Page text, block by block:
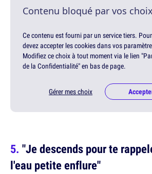
Contenu bloqué par vos
Ce contenu est fourni par un service tiers.
devez accepter les cookies dans vos
Modifiez ce choix à tout moment via le lien
de la Confidentialité" en bas de page.
Gérer mes choix
"Je descends pour te
l'eau petite enflure"